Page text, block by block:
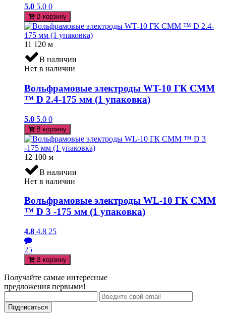
5.0 5.0 0
В корзину
11 120 м
В наличии
Нет в наличии
Вольфрамовые электроды WT-10 ГК СММ
™ D 2.4-175 мм (1 упаковка)
5.0 5.0 0
В корзину
12 100 м
В наличии
Нет в наличии
Вольфрамовые электроды WL-10 ГК СММ
™ D 3 -175 мм (1 упаковка)
4.8 4.8 25
25
В корзину
Получайте самые интересные
предложения первыми!
Подписаться